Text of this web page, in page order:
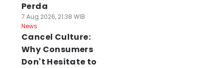
Perda
7 Aug 2026, 21:38 WIB
News
Cancel Culture:
Why Consumers
Don't Hesitate to